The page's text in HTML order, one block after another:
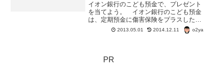
イオン銀行のこども預金で、プレゼント
を当てよう。 イオン銀行のこども預金
は、定期預金に傷害保険をプラスしたも
の。こども預金の概要預け入れ条件：15
歳未満で保護者の同意がある。預金の種
2013.05.01 2014.12.11 o2ya
PR